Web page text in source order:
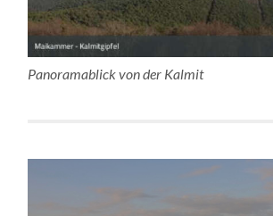
Panoramablick von der Kalmit